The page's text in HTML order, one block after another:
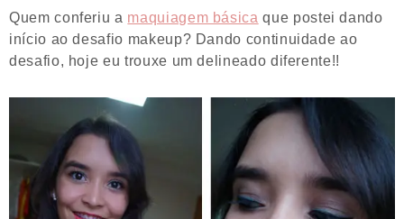
Quem conferiu a maquiagem básica que postei dando
início ao desafio makeup? Dando continuidade ao
desafio, hoje eu trouxe um delineado diferente!!